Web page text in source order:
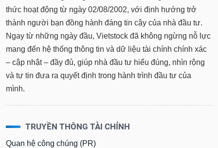
thức hoạt động từ ngày 02/08/2002, với định hướng trở
thành người bạn đồng hành đáng tin cậy của nhà đầu tư.
Ngay từ những ngày đầu, Vietstock đã không ngừng nỗ lực
mang đến hệ thống thông tin và dữ liệu tài chính chính xác
– cập nhật – đầy đủ, giúp nhà đầu tư hiểu đúng, nhìn rộng
và tự tin đưa ra quyết định trong hành trình đầu tư của
mình.
TRUYỀN THÔNG TÀI CHÍNH
Quan hệ công chúng (PR)